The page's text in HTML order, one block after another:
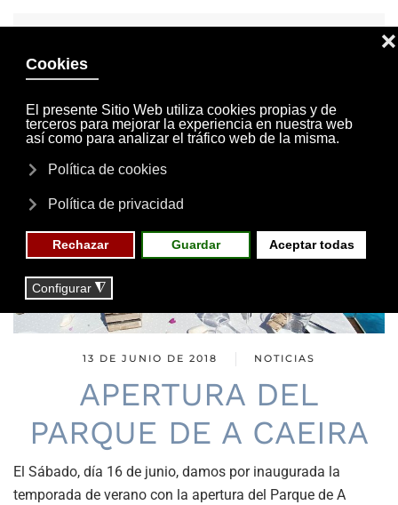
INVITACIONES
MI CUENTA
13 DE JUNIO DE 2018 NOTICIAS
APERTURA DEL
PARQUE DE A CAEIRA
El Sábado, día 16 de junio, damos por inaugurada la
temporada de verano con la apertura del Parque de A